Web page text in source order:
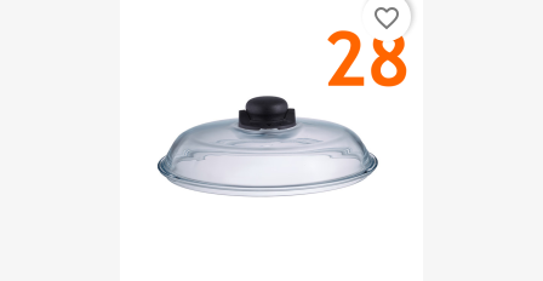
favorite_border